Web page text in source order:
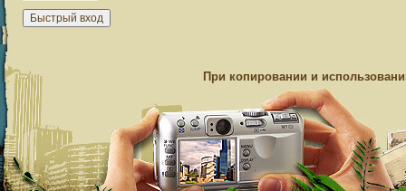
При копировании и